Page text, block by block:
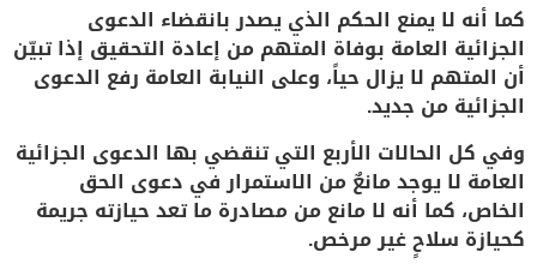
كما أنه لا يمنع الحكم الذي يصدر بانقضاء الدعوى
الجزائية العامة بوفاة المتهم من إعادة التحقيق إذا تبيّن
أن المتهم لا يزال حياً، وعلى النيابة العامة رفع الدعوى
الجزائية من جديد.
وفي كل الحالات الأربع التي تنقضي بها الدعوى الجزائية
العامة لا يوجد مانعٌ من الاستمرار في دعوى الحق
الخاص، كما أنه لا مانع من مصادرة ما تعد حيازته جريمة
كحيازة سلاحٍ غير مرخص.